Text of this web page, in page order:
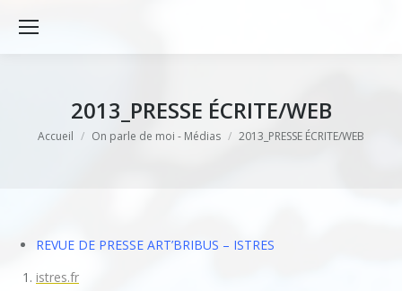
2013_PRESSE ÉCRITE/WEB
Vous êtes ici :
Accueil On parle de moi - Médias 2013_PRESSE ÉCRITE/WEB
REVUE DE PRESSE ART’BRIBUS – ISTRES
istres.fr